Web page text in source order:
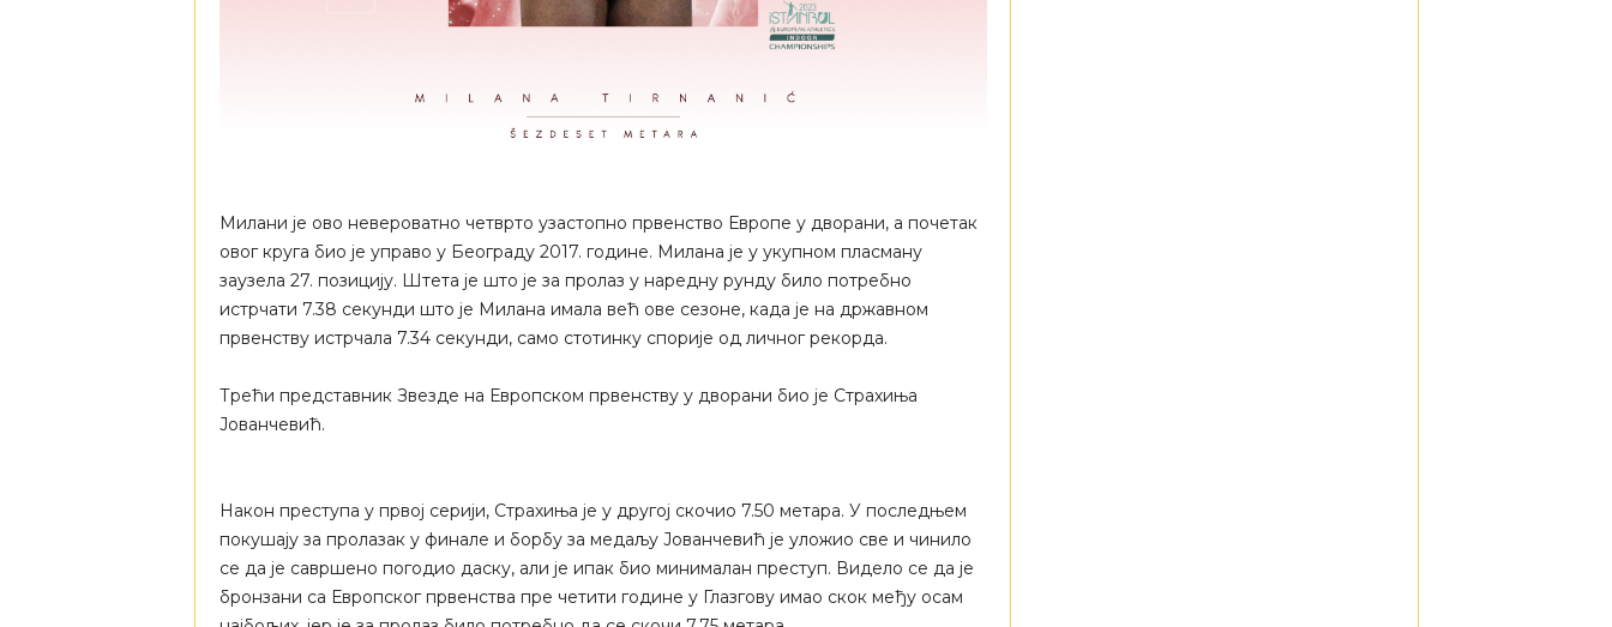
Милани је ово невероватно четврто узастопно првенство Европе у дворани, а почетак
овог круга био је управо у Београду 2017. године. Милана је у укупном пласману
заузела 27. позицију. Штета је што је за пролаз у наредну рунду било потребно
истрчати 7.38 секунди што је Милана имала већ ове сезоне, када је на државном
првенству истрчала 7.34 секунди, само стотинку спорије од личног рекорда.
Трећи представник Звезде на Европском првенству у дворани био је Страхиња
Јованчевић.
Након преступа у првој серији, Страхиња је у другој скочио 7.50 метара. У последњем
покушају за пролазак у финале и борбу за медаљу Јованчевић је уложио све и чинило
се да је савршено погодио даску, али је ипак био минималан преступ. Видело се да је
бронзани са Европског првенства пре четити године у Глазгову имао скок међу осам